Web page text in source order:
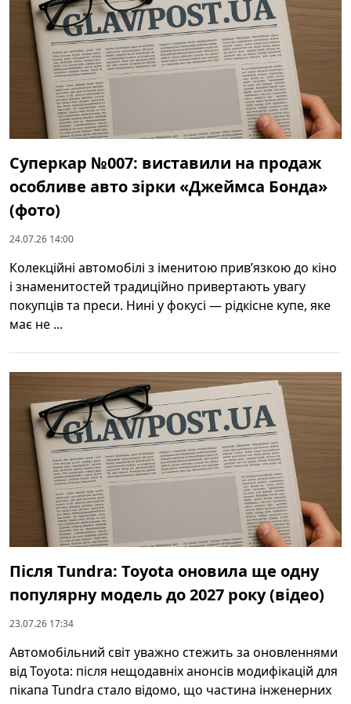
Суперкар №007: виставили на продаж
особливе авто зірки «Джеймса Бонда»
(фото)
24.07.26 14:00
Колекційні автомобілі з іменитою прив’язкою до кіно
і знаменитостей традиційно привертають увагу
покупців та преси. Нині у фокусі — рідкісне купе, яке
має не ...
Після Tundra: Toyota оновила ще одну
популярну модель до 2027 року (відео)
23.07.26 17:34
Автомобільний світ уважно стежить за оновленнями
від Toyota: після нещодавніх анонсів модифікацій для
пікапа Tundra стало відомо, що частина інженерних